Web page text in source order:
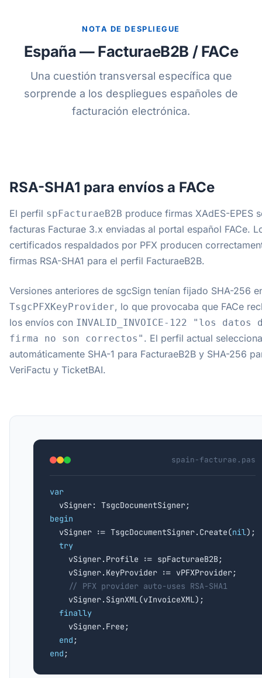
NOTA DE DESPLIEGUE
España — FacturaeB2B / FACe
Una cuestión transversal específica que
sorprende a los despliegues españoles de
facturación electrónica.
RSA-SHA1 para envíos a FACe
El perfil spFacturaeB2B produce firmas XAdES-EPES
facturas Facturae 3.x enviadas al portal español FACe.
certificados respaldados por PFX producen
firmas RSA-SHA1 para el perfil FacturaeB2B.
Versiones anteriores de sgcSign tenían fijado SHA-256
TsgcPFXKeyProvider, lo que provocaba que FACe
los envíos con INVALID_INVOICE-122 "los datos
firma no son correctos" . El perfil actual selecciona
automáticamente SHA-1 para FacturaeB2B y SHA-256
VeriFactu y TicketBAI.
spain-facturae.pas
var
begin
vSigner := TsgcDocumentSigner.Create(nil);
try
    vSigner.Profile := spFacturaeB2B;
    vSigner.KeyProvider := vPFXProvider;
// PFX provider auto-uses RSA-SHA1
    vSigner.SignXML(vInvoiceXML);
finally
    vSigner.Free;
end
end ;